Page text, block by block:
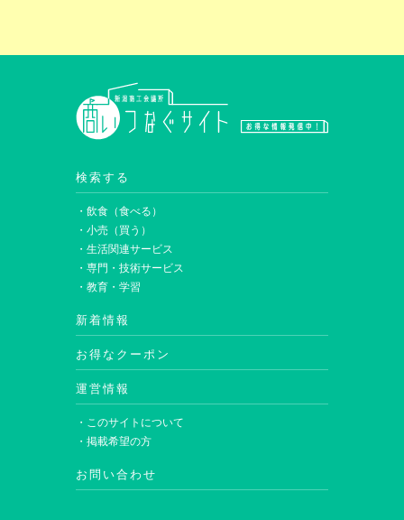
検索する
・飲食（食べる）
・小売（買う）
・生活関連サービス
・専門・技術サービス
・教育・学習
新着情報
お得なクーポン
運営情報
・このサイトについて
・掲載希望の方
お問い合わせ